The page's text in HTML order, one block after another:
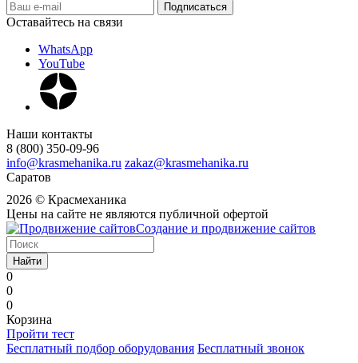
Оставайтесь на связи
WhatsApp
YouTube
Наши контакты
8 (800) 350-09-96
info@krasmehanika.ru zakaz@krasmehanika.ru
Саратов
2026 © Красмеханика
Цены на сайте не являются публичной офертой
Создание и продвижение сайтов
Найти
0
0
0
Корзина
Пройти тест
Бесплатный подбор оборудования Бесплатный звонок